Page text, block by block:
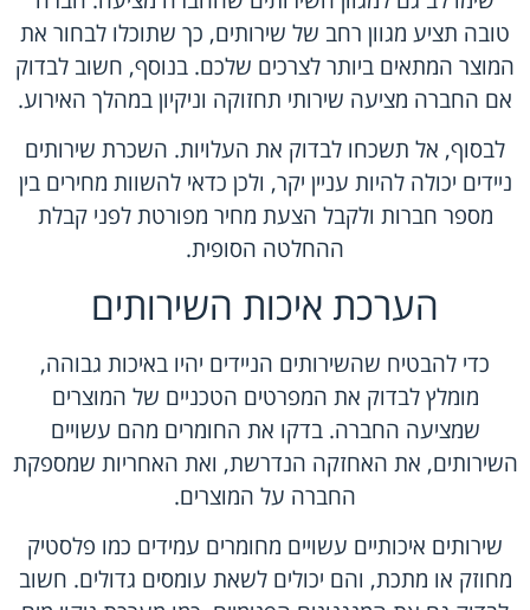
טובה תציע מגוון רחב של שירותים, כך שתוכלו לבחור את
המוצר המתאים ביותר לצרכים שלכם. בנוסף, חשוב לבדוק
אם החברה מציעה שירותי תחזוקה וניקיון במהלך האירוע.
לבסוף, אל תשכחו לבדוק את העלויות. השכרת שירותים
ניידים יכולה להיות עניין יקר, ולכן כדאי להשוות מחירים בין
מספר חברות ולקבל הצעת מחיר מפורטת לפני קבלת
ההחלטה הסופית.
הערכת איכות השירותים
כדי להבטיח שהשירותים הניידים יהיו באיכות גבוהה,
מומלץ לבדוק את המפרטים הטכניים של המוצרים
שמציעה החברה. בדקו את החומרים מהם עשויים
השירותים, את האחזקה הנדרשת, ואת האחריות שמספקת
החברה על המוצרים.
שירותים איכותיים עשויים מחומרים עמידים כמו פלסטיק
מחוזק או מתכת, והם יכולים לשאת עומסים גדולים. חשוב